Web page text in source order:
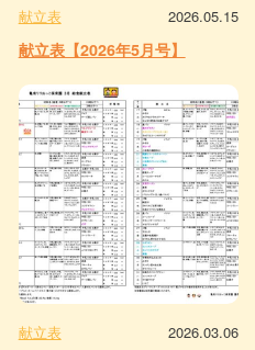
献立表 2026.05.15
献立表【2026年5月号】
献立表 2026.03.06